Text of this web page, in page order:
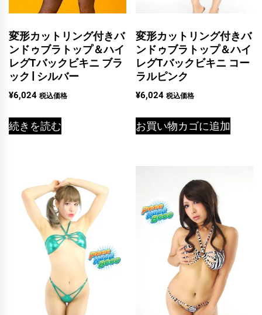
変形カットリング付きバ
ンドゥブラトップ＆ハイ
レグTバックビキニ ブラ
ック | シルバー
¥6,024 税込価格
続きを読む
変形カットリング付きバ
ンドゥブラトップ＆ハイ
レグTバックビキニ コー
ラルピンク
¥6,024 税込価格
お買い物カゴに追加